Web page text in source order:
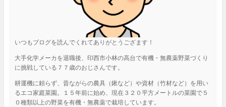
いつもブログを読んでくれてありがとうござます！
大手化学メーカを退職後、印西市小林の高台で有機・無農薬野菜づくり
に挑戦している７７歳のおじさんです。
耕運機に頼らず、昔ながらの農具（鍬など）や資材（竹材など）を用い
るエコ家庭菜園。１５年前に始め、現在３２０平方メートルの菜園で５
０種類以上の野菜を有機・無農薬で栽培しています。